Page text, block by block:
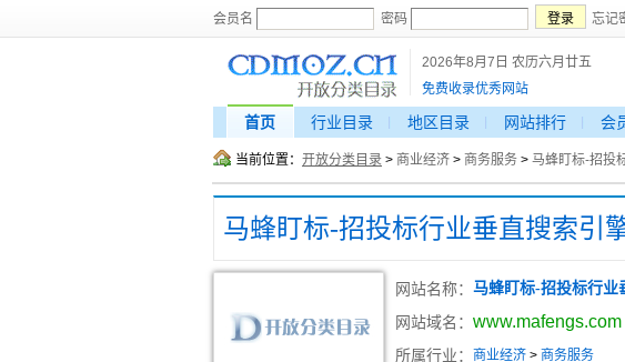
会员名 密码 忘记
2026年8月7日 农历六月廿五
免费收录优秀网站
首页 行业目录 地区目录 网站排行 会
当前位置： 开放分类目录 > 商业经济 > 商务服务 > 马蜂盯标-招投
马蜂盯标-招投标行业垂直搜索引
网站名称： 马蜂盯标-招投标行业
网站域名： www.mafengs.com
所属行业： 商业经济 > 商务服务